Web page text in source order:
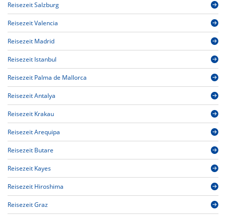
Reisezeit Salzburg
Reisezeit Valencia
Reisezeit Madrid
Reisezeit Istanbul
Reisezeit Palma de Mallorca
Reisezeit Antalya
Reisezeit Krakau
Reisezeit Arequipa
Reisezeit Butare
Reisezeit Kayes
Reisezeit Hiroshima
Reisezeit Graz